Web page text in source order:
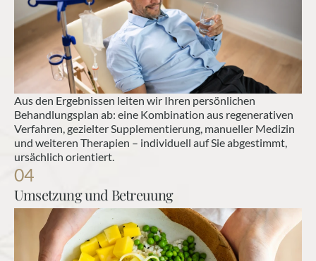
Aus den Ergebnissen leiten wir Ihren persönlichen
Behandlungsplan ab: eine Kombination aus regenerativen
Verfahren, gezielter Supplementierung, manueller Medizin
und weiteren Therapien – individuell auf Sie abgestimmt,
ursächlich orientiert.
04
Umsetzung und Betreuung